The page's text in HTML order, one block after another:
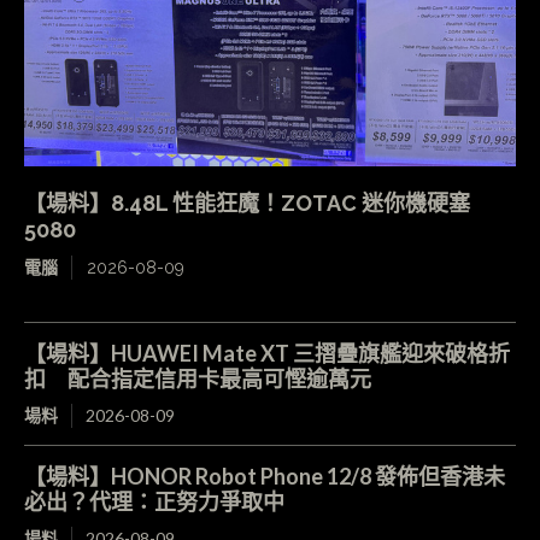
【場料】8.48L 性能狂魔！ZOTAC 迷你機硬塞
5080
電腦 2026-08-09
【場料】HUAWEI Mate XT 三摺疊旗艦迎來破格折
扣 配合指定信用卡最高可慳逾萬元
場料 2026-08-09
【場料】HONOR Robot Phone 12/8 發佈但香港未
必出？代理：正努力爭取中